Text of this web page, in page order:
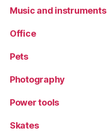
Music and instruments
Office
Pets
Photography
Power tools
Skates